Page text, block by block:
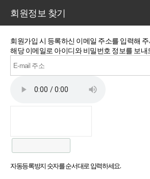
회원정보 찾기
회원가입 시 등록하신 이메일 주소를 입력해
해당 이메일로 아이디와 비밀번호 정보를 보내
자동등록방지 숫자를 순서대로 입력하세요.